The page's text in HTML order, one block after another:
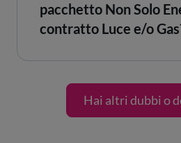
pacchetto Non Solo
contratto Luce e/o
Hai altri dubbi o